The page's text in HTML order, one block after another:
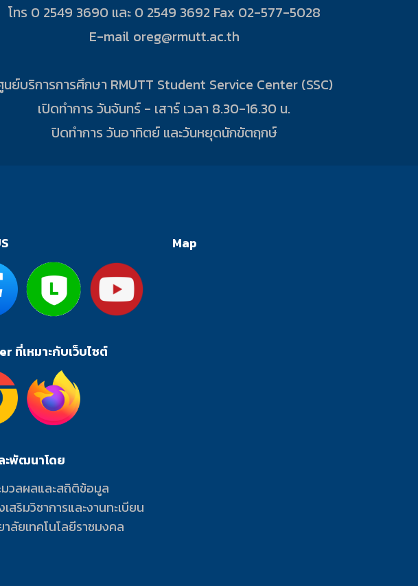
โทร 0 2549 3690 และ 0 2549 3692 Fax 02-577-5028
E-mail oreg@rmutt.ac.th
นย์บริการการศึกษา RMUTT Student Service Center (SSC)
เปิดทำการ วันจันทร์ - เสาร์ เวลา 8.30-16.30 น.
ปิดทำการ วันอาทิตย์ และวันหยุดนักขัตฤกษ์
ที่เหมาะกับเว็บไซต์
ะพัฒนาโดย
มวลผลและสถิติข้อมูล
สริมวิชาการและงานทะเบียน
ลัยเทคโนโลยีราชมงคล
Map